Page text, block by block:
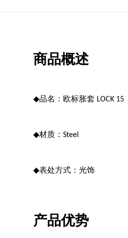
商品概述
◆品名：欧标胀套 LOCK 15
◆材质：Steel
◆表处方式：光饰
产品优势